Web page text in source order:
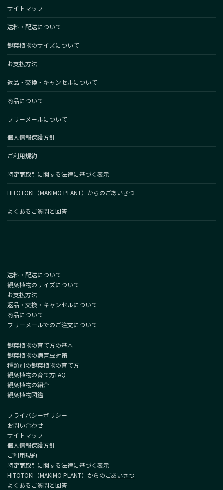
サイトマップ
送料・配送について
観葉植物のサイズについて
お支払方法
返品・交換・キャンセルについて
商品について
フリーメールについて
個人情報保護方針
ご利用規約
特定商取引に関する法律に基づく表示
HITOTOKI（MAKIMO PLANT）からのごあいさつ
よくあるご質問と回答
送料・配送について
観葉植物のサイズについて
お支払方法
返品・交換・キャンセルについて
商品について
フリーメールでのご注文について
観葉植物の育て方の基本
観葉植物の病害虫対策
種類別の観葉植物の育て方
観葉植物の育て方FAQ
観葉植物の紹介
観葉植物図鑑
プライバシーポリシー
お問い合わせ
サイトマップ
個人情報保護方針
ご利用規約
特定商取引に関する法律に基づく表示
HITOTOKI（MAKIMO PLANT）からのごあいさつ
よくあるご質問と回答